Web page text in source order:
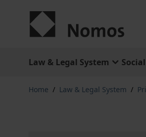
Law & Legal System
Home / Law & Legal System /